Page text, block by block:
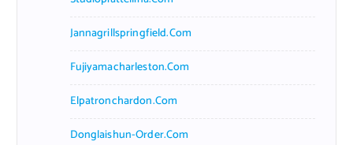
Jannagrillspringfield.com
Fujiyamacharleston.com
Elpatronchardon.com
Donglaishun-Order.com